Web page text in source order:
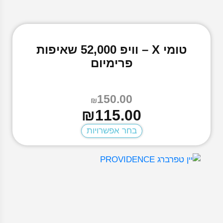
טומי X – וויפ 52,000 שאיפות
פרימיום
₪150.00
המחיר
המקורי
היה:
₪150.00.
₪115.00המחיר
הנוכחי
הוא:
₪115.00.
בחר אפשרויות